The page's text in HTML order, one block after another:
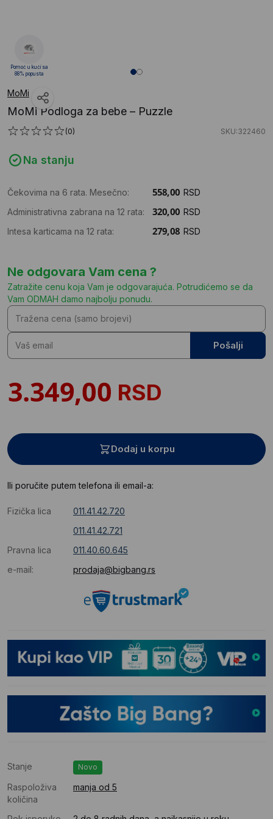
MoMi
MoMi Podloga za bebe – Puzzle
(0) SKU:322460
Na stanju
Čekovima na 6 rata. Mesečno:
RSD
Administrativna zabrana na 12 rata:
RSD
Intesa karticama na 12 rata:
RSD
Ne odgovara Vam cena ?
Zatražite cenu koja Vam je odgovarajuća. Potrudićemo se da
Vam ODMAH damo najbolju ponudu.
Pošalji
RSD
Dodaj u korpu
Ili poručite putem telefona ili email-a:
Fizička lica
011.41.42.720
011.41.42.721
Pravna lica
011.40.60.645
e-mail:
prodaja@bigbang.rs
Stanje Novo
Raspoloživa
količina
manja od 5
Pomoć u kući sa
88% popusta